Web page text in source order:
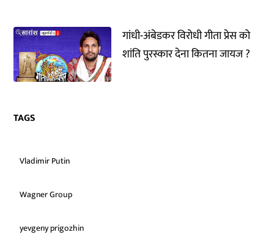
गांधी-अंबेडकर विरोधी गीता प्रेस को
शांति पुरस्कार देना कितना जायज ?
TAGS
Vladimir Putin
Wagner Group
yevgeny prigozhin